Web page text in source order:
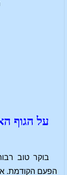
על הגוף
בוקר טוב
הפעם הקודמת.